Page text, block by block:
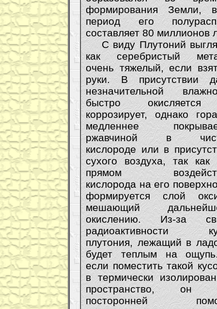
формирования Земли,
период его
составляет 80 миллионов
С виду Плутоний
как серебристый
очень тяжелый, если
руки. В присутствии
незначительной
быстро
коррозирует, однако
медленнее
ржавчиной в
кислороде или в
сухого воздуха, так как
прямом
кислорода на его
формируется слой
мешающий
окислению. Из-за
радиоактивности
плутония, лежащий в
будет теплым на
если поместить такой
в термически
пространство, он
посторонней